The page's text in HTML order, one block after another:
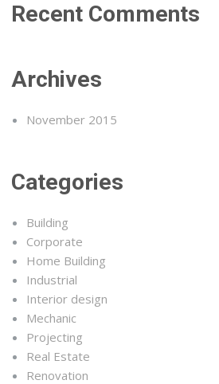
Recent Comments
Archives
November 2015
Categories
Building
Corporate
Home Building
Industrial
Interior design
Mechanic
Projecting
Real Estate
Renovation